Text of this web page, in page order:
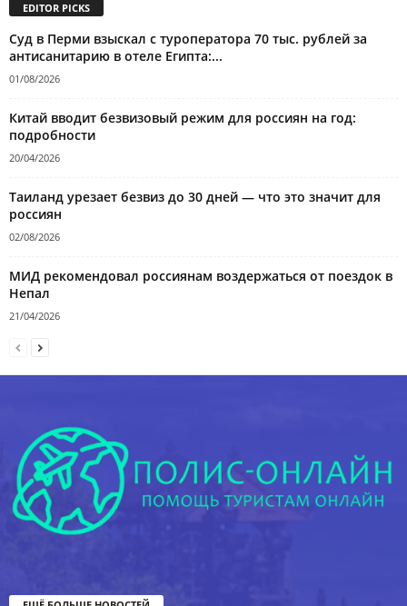
EDITOR PICKS
Суд в Перми взыскал с туроператора 70 тыс. рублей за
антисанитарию в отеле Египта:...
01/08/2026
Китай вводит безвизовый режим для россиян на год:
подробности
20/04/2026
Таиланд урезает безвиз до 30 дней — что это значит для
россиян
02/08/2026
МИД рекомендовал россиянам воздержаться от поездок в
Непал
21/04/2026